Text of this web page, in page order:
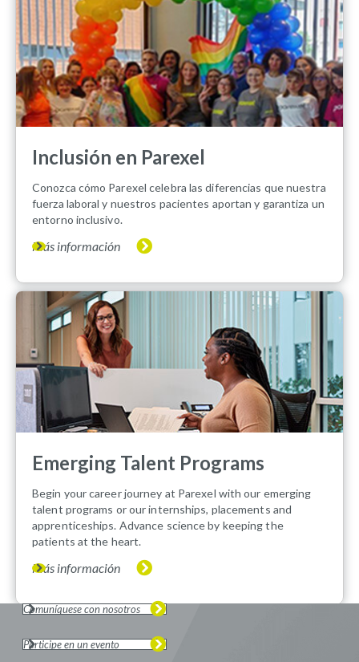
Inclusión en Parexel
Conozca cómo Parexel celebra las diferencias que nuestra
fuerza laboral y nuestros pacientes aportan y garantiza un
entorno inclusivo.
Más información
Emerging Talent Programs
Begin your career journey at Parexel with our emerging
talent programs or our internships, placements and
apprenticeships. Advance science by keeping the
patients at the heart.
Más información
Comuníquese con nosotros
Participe en un evento